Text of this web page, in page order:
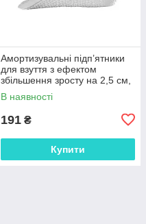
Амортизувальні підп’ятники
для взуття з ефектом
збільшення зросту на 2,5 см,
анатомічні вкладиші EVA 1
пара 29834
В наявності
191 ₴
Купити